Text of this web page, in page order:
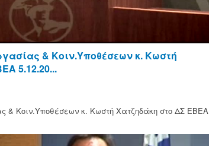
& Κοιν.Υποθέσεων κ. Κωστή
5.12.20...
& Κοιν.Υποθέσεων κ. Κωστή Χατζηδάκη στο ΔΣ ΕΒΕΑ